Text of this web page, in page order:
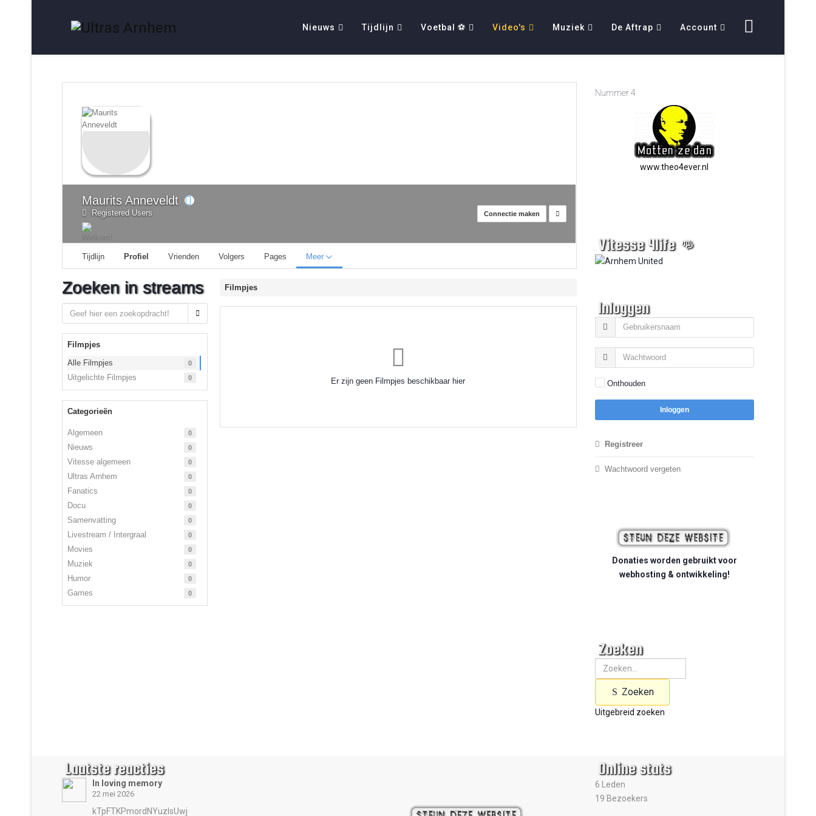
Nieuws Tijdlijn Voetbal ⚽ Video's Muziek De Aftrap Account
Maurits Anneveldt
Registered Users Connectie maken
Tijdlijn Profiel Vrienden Volgers Pages Meer
Zoeken in streams
Filmpjes
Alle Filmpjes
0
Uitgelichte Filmpjes 0
Categorieën
Algemeen 0
Nieuws 0
Vitesse algemeen 0
Ultras Arnhem 0
Fanatics 0
Docu 0
Samenvatting 0
Livestream / Intergraal 0
Movies 0
Muziek 0
Humor 0
Games 0
Filmpjes
Er zijn geen Filmpjes beschikbaar hier
Nummer 4
www.theo4ever.nl
Vitesse 4life 👊
Inloggen
Onthouden
Inloggen
Registreer
Wachtwoord vergeten
Donaties worden gebruikt voor
webhosting & ontwikkeling!
Zoeken
Zoeken
Uitgebreid zoeken
Laatste reacties
In loving memory
22 mei 2026
kTpFTKPmordNYuzIsUwj
Online stats
6 Leden
19 Bezoekers